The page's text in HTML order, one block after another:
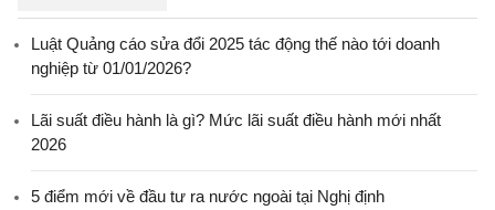
Luật Quảng cáo sửa đổi 2025 tác động thế nào tới doanh
nghiệp từ 01/01/2026?
Lãi suất điều hành là gì? Mức lãi suất điều hành mới nhất
2026
5 điểm mới về đầu tư ra nước ngoài tại Nghị định